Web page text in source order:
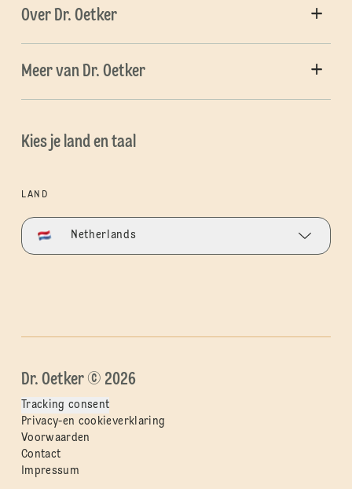
Over Dr. Oetker
Meer van Dr. Oetker
Kies je land en taal
LAND
Netherlands
Dr. Oetker © 2026
Tracking consent
Privacy-en cookieverklaring
Voorwaarden
Contact
Impressum